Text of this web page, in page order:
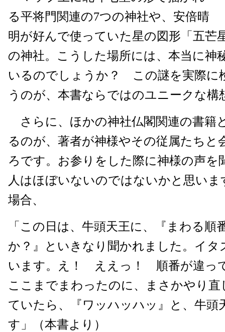
る平将門関連の7つの神社や、安倍晴
明が好んで使っていた星の図形「五芒
の神社。こうした場所には、本当に神
いるのでしょうか？ この謎を実際に
うのが、本書ならではのユニークな
さらに、ほかの神社仏閣関連の書籍
るのが、著者が神様やその従属たちと
ろです。お参りをした際に神様の声を
人はほぼいないのではないかと思い
場合、
「この日は、牛頭天王に、『まわる順
か？』といきなり聞かれました。イタ
います。え！ ええっ！ 順番が違っ
ここまでまわったのに、まさかやり
ていたら、『ワッハッハッ』と、牛頭
す」（本書より）